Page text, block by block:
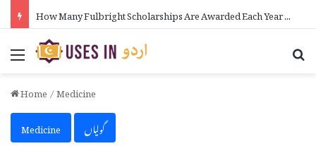
How Many Fulbright Scholarships Are Awarded Each Year in Urdu
Menu
Home/Medicine
Medicine
گولیاں